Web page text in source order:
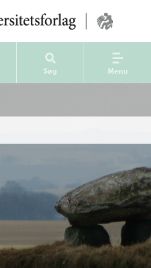
Søg Menu